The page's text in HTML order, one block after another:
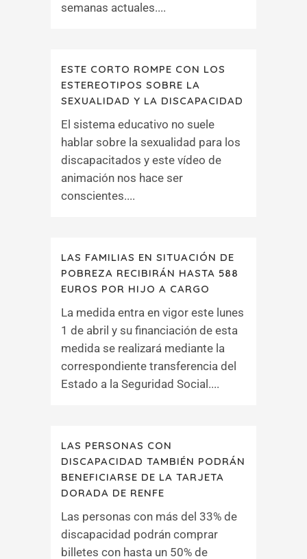
semanas actuales....
ESTE CORTO ROMPE CON LOS
ESTEREOTIPOS SOBRE LA
SEXUALIDAD Y LA DISCAPACIDAD
El sistema educativo no suele
hablar sobre la sexualidad para los
discapacitados y este vídeo de
animación nos hace ser
conscientes....
LAS FAMILIAS EN SITUACIÓN DE
POBREZA RECIBIRÁN HASTA 588
EUROS POR HIJO A CARGO
La medida entra en vigor este lunes
1 de abril y su financiación de esta
medida se realizará mediante la
correspondiente transferencia del
Estado a la Seguridad Social....
LAS PERSONAS CON
DISCAPACIDAD TAMBIÉN PODRÁN
BENEFICIARSE DE LA TARJETA
DORADA DE RENFE
Las personas con más del 33% de
discapacidad podrán comprar
billetes con hasta un 50% de